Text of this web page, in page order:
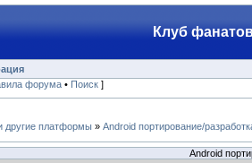
Клуб
форума • Поиск ]
другие платформы » Android портирование/
Android